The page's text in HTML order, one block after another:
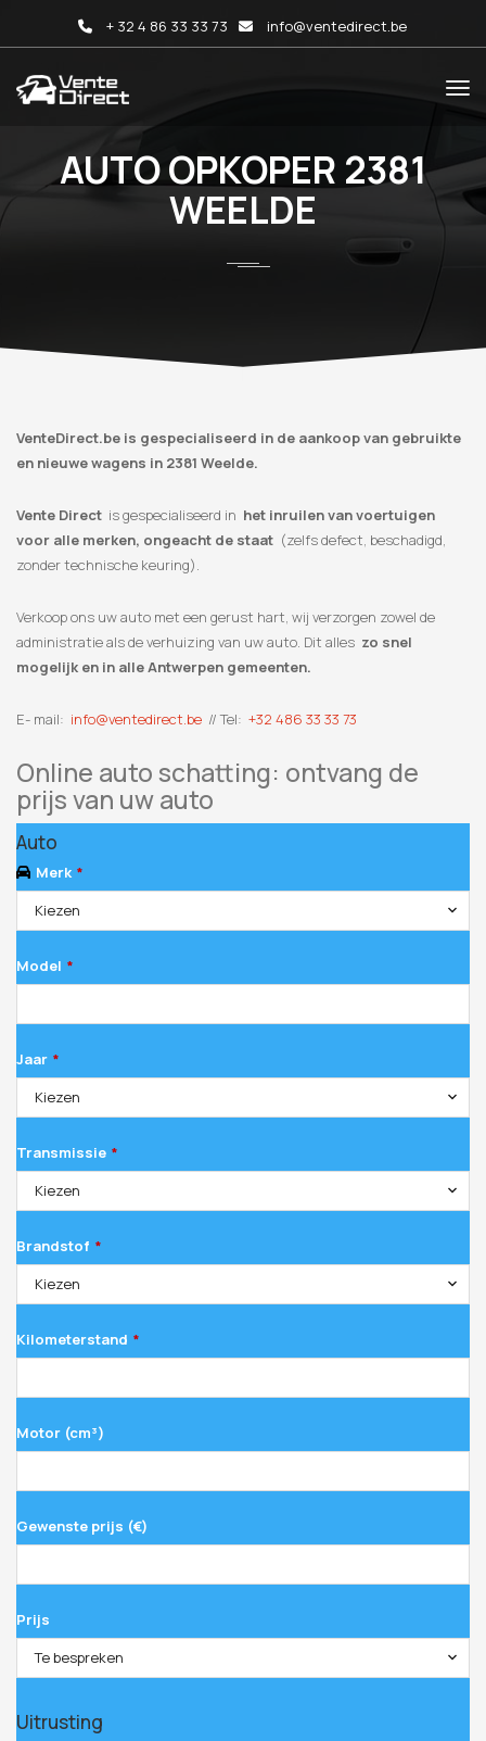
+ 32 4 86 33 33 73 info@ventedirect.be
AUTO OPKOPER 2381
WEELDE
VenteDirect.be is gespecialiseerd in de aankoop van gebruikte
en nieuwe wagens in 2381 Weelde.
Vente Direct is gespecialiseerd in het inruilen van voertuigen
voor alle merken, ongeacht de staat (zelfs defect, beschadigd,
zonder technische keuring).
Verkoop ons uw auto met een gerust hart, wij verzorgen zowel de
administratie als de verhuizing van uw auto. Dit alles zo snel
mogelijk en in alle Antwerpen gemeenten.
E- mail: info@ventedirect.be // Tel: +32 486 33 33 73
Online auto schatting: ontvang de
prijs van uw auto
Auto
Merk *
Kiezen
Model *
Jaar *
Kiezen
Transmissie *
Kiezen
Brandstof *
Kiezen
Kilometerstand *
Motor (cm³)
Gewenste prijs (€)
Prijs
Te bespreken
Uitrusting